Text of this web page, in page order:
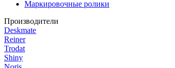
Маркировочные ролики
Производители
Deskmate
Reiner
Trodat
Shiny